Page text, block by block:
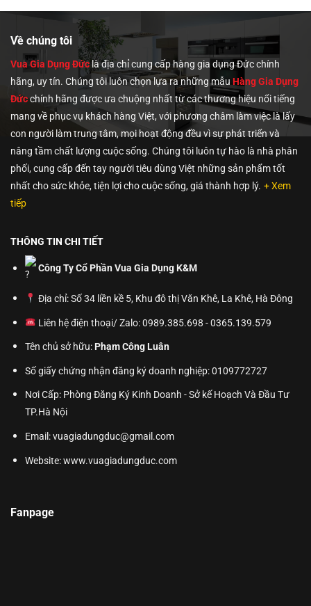
Về chúng tôi
Vua Gia Dụng Đứclà địa chỉ cung cấp hàng gia dụng Đức chính
hãng, uy tín. Chúng tôiluôn chọn lựa ra những mẫu Hàng Gia Dụng
Đứcchính hãng được ưa chuộng nhất từ các thương hiệu nổi tiếng
mang về phục vụ khách hàng Việt, với phương châm làm việc là lấy
con người làm trung tâm, mọi hoạt động đều vì sự phát triển và
nâng tầm chất lượng cuộc sống. Chúng tôi luôn tự hào là nhà phân
phối, cung cấp đến tay người tiêu dùng Việt những sản phẩm tốt
nhất cho sức khỏe, tiện lợi cho cuộc sống, giá thành hợp lý. + Xem
tiếp
THÔNG TIN CHI TIẾT
Công Ty Cổ Phần Vua Gia Dụng K&M
Địa chỉ: Số 34 liền kề 5, Khu đô thị Văn Khê, La Khê, Hà Đông
Liên hệ điện thoại/ Zalo: 0989.385.698 - 0365.139.579
Tên chủ sở hữu:Phạm Công Luân
Số giấy chứng nhận đăng ký doanh nghiệp: 0109772727
Nơi Cấp: Phòng Đăng Ký Kinh Doanh - Sở kế Hoạch Và Đầu Tư
TP.Hà Nội
Email: vuagiadungduc@gmail.com
Website:www.vuagiadungduc.com
Fanpage